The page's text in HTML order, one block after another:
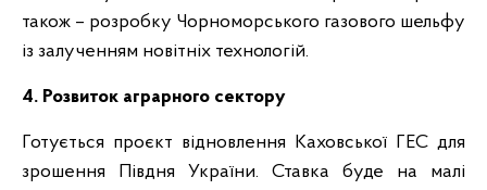
також – розробку Чорноморського газового шельфу
із залученням новітніх технологій.
4. Розвиток аграрного сектору
Готується проєкт відновлення Каховської ГЕС для
зрошення Півдня України. Ставка буде на малі